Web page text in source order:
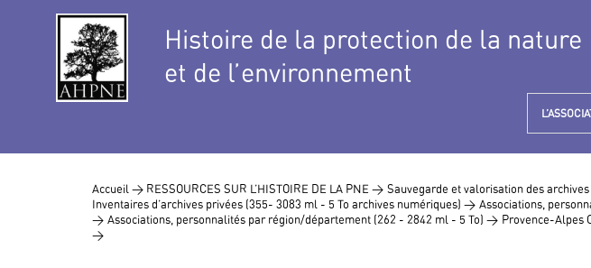
Histoire de la protection de la nature
et de l’environnement
Accueil > RESSOURCES SUR L’HISTOIRE DE LA PNE > Sauvegarde et valorisation des
Inventaires d’archives privées (355- 3083 ml - 5 To archives numériques) > Associations,
> Associations, personnalités par région/département (262 - 2842 ml - 5 To) > Provence-Alpes
>